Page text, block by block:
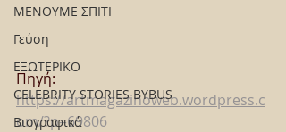
ΜΕΝΟΥΜΕ ΣΠΙΤΙ
Γεύση
ΕΞΩΤΕΡΙΚΟ
CELEBRITY STORIES BYBUS
Βιογραφικά
Πηγή:
https://artmagazinoweb.wordpress.c
om/?p=69806